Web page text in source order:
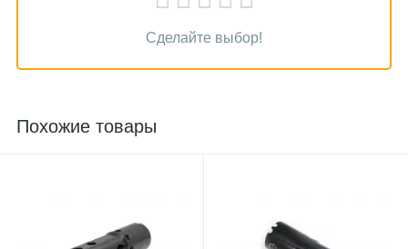
Сделайте выбор!
Похожие товары